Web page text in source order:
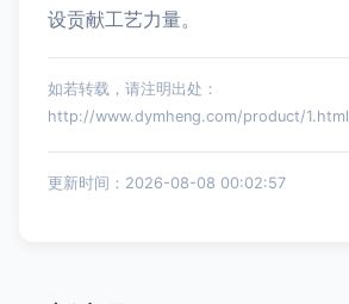
设贡献工艺力量。
如若转载，请注明出处：
http://www.dymheng.com/product/1.html
更新时间：2026-08-08 00:02:57